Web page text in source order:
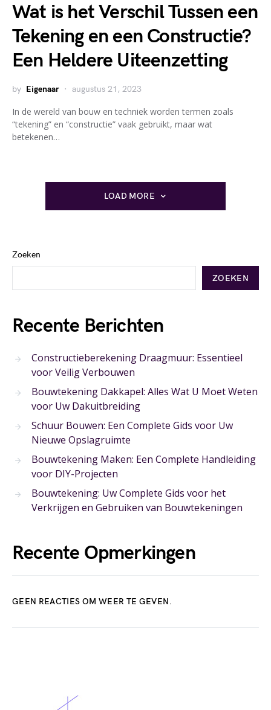
Wat is het Verschil Tussen een
Tekening en een Constructie?
Een Heldere Uiteenzetting
by Eigenaar augustus 21, 2023
In de wereld van bouw en techniek worden termen zoals
“tekening” en “constructie” vaak gebruikt, maar wat
betekenen…
LOAD MORE
Zoeken
ZOEKEN
Recente Berichten
Constructieberekening Draagmuur: Essentieel
voor Veilig Verbouwen
Bouwtekening Dakkapel: Alles Wat U Moet Weten
voor Uw Dakuitbreiding
Schuur Bouwen: Een Complete Gids voor Uw
Nieuwe Opslagruimte
Bouwtekening Maken: Een Complete Handleiding
voor DIY-Projecten
Bouwtekening: Uw Complete Gids voor het
Verkrijgen en Gebruiken van Bouwtekeningen
Recente Opmerkingen
GEEN REACTIES OM WEER TE GEVEN.